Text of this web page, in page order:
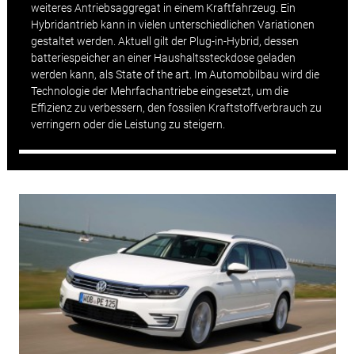
weiteres Antriebsaggregat in einem Kraftfahrzeug. Ein
Hybridantrieb kann in vielen unterschiedlichen Variationen
gestaltet werden. Aktuell gilt der Plug-in-Hybrid, dessen
batteriespeicher an einer Haushaltssteckdose geladen
werden kann, als State of the art. Im Automobilbau wird die
Technologie der Mehrfachantriebe eingesetzt, um die
Effizienz zu verbessern, den fossilen Kraftstoffverbrauch zu
verringern oder die Leistung zu steigern.